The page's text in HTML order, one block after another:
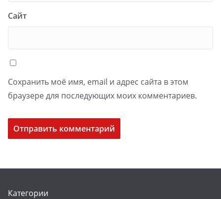
Сайт
Сохранить моё имя, email и адрес сайта в этом
браузере для последующих моих комментариев.
Категории